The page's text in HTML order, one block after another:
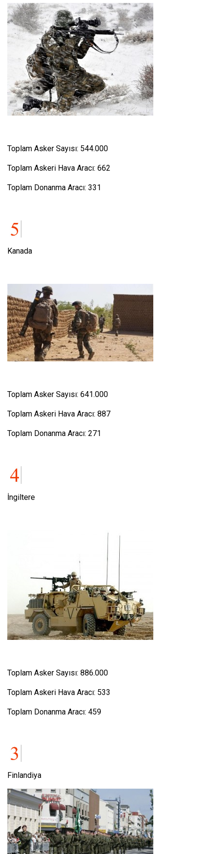
Toplam Asker Sayısı: 544.000
Toplam Askeri Hava Aracı: 662
Toplam Donanma Aracı: 331
Kanada
Toplam Asker Sayısı: 641.000
Toplam Askeri Hava Aracı: 887
Toplam Donanma Aracı: 271
İngiltere
Toplam Asker Sayısı: 886.000
Toplam Askeri Hava Aracı: 533
Toplam Donanma Aracı: 459
Finlandiya